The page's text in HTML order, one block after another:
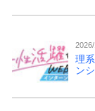
理
ン